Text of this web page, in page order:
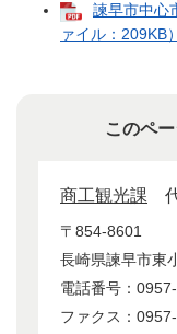
諫早市中心
ァイル：209KB）
このペ
商工観光課
〒854-8601
長崎県諫早市東
電話番号：
ファクス：